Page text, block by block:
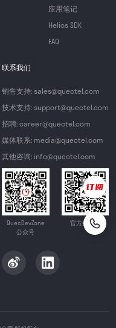
应用笔记
Helios SDK
FAQ
联系我们
销售支持: sales@quectel.com
技术支持: support@quectel.com
招聘: career@quectel.com
媒体联系: media@quectel.com
其他咨询: info@quectel.com
QuecDevZone
公众号
官方公众号